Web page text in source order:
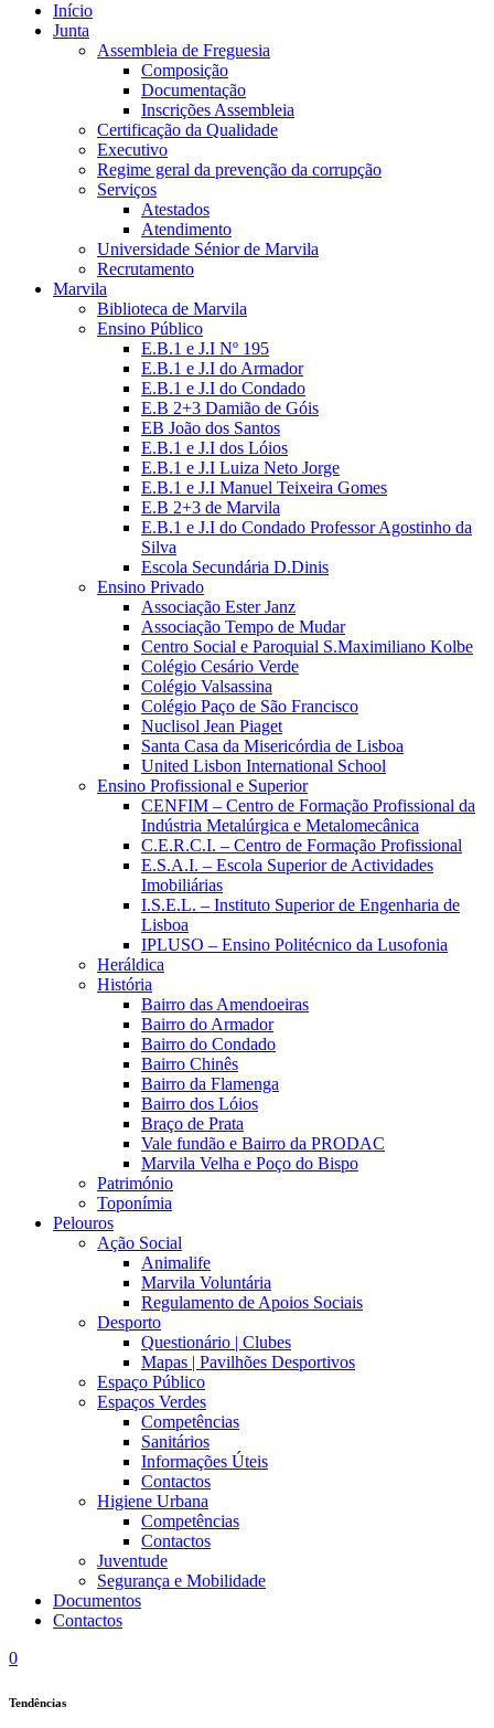
Início
Junta
Assembleia de Freguesia
Composição
Documentação
Inscrições Assembleia
Certificação da Qualidade
Executivo
Regime geral da prevenção da corrupção
Serviços
Atestados
Atendimento
Universidade Sénior de Marvila
Recrutamento
Marvila
Biblioteca de Marvila
Ensino Público
E.B.1 e J.I Nº 195
E.B.1 e J.I do Armador
E.B.1 e J.I do Condado
E.B 2+3 Damião de Góis
EB João dos Santos
E.B.1 e J.I dos Lóios
E.B.1 e J.I Luiza Neto Jorge
E.B.1 e J.I Manuel Teixeira Gomes
E.B 2+3 de Marvila
E.B.1 e J.I do Condado Professor Agostinho da
Silva
Escola Secundária D.Dinis
Ensino Privado
Associação Ester Janz
Associação Tempo de Mudar
Centro Social e Paroquial S.Maximiliano Kolbe
Colégio Cesário Verde
Colégio Valsassina
Colégio Paço de São Francisco
Nuclisol Jean Piaget
Santa Casa da Misericórdia de Lisboa
United Lisbon International School
Ensino Profissional e Superior
CENFIM – Centro de Formação Profissional da
Indústria Metalúrgica e Metalomecânica
C.E.R.C.I. – Centro de Formação Profissional
E.S.A.I. – Escola Superior de Actividades
Imobiliárias
I.S.E.L. – Instituto Superior de Engenharia de
Lisboa
IPLUSO – Ensino Politécnico da Lusofonia
Heráldica
História
Bairro das Amendoeiras
Bairro do Armador
Bairro do Condado
Bairro Chinês
Bairro da Flamenga
Bairro dos Lóios
Braço de Prata
Vale fundão e Bairro da PRODAC
Marvila Velha e Poço do Bispo
Património
Toponímia
Pelouros
Ação Social
Animalife
Marvila Voluntária
Regulamento de Apoios Sociais
Desporto
Questionário | Clubes
Mapas | Pavilhões Desportivos
Espaço Público
Espaços Verdes
Competências
Sanitários
Informações Úteis
Contactos
Higiene Urbana
Competências
Contactos
Juventude
Segurança e Mobilidade
Documentos
Contactos
0
Tendências